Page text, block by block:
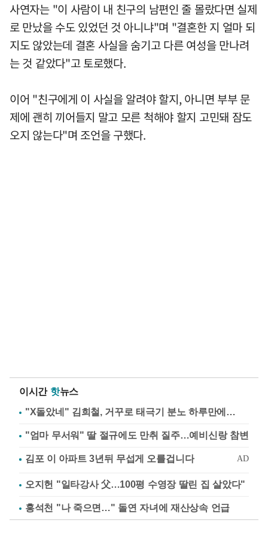
사연자는 "이 사람이 내 친구의 남편인 줄 몰랐다면 실제
로 만났을 수도 있었던 것 아니냐"며 "결혼한 지 얼마 되
지도 않았는데 결혼 사실을 숨기고 다른 여성을 만나려
는 것 같았다"고 토로했다.
이어 "친구에게 이 사실을 알려야 할지, 아니면 부부 문
제에 괜히 끼어들지 말고 모른 척해야 할지 고민돼 잠도
오지 않는다"며 조언을 구했다.
이시간 핫뉴스
"X돌았네" 김희철, 거꾸로 태극기 분노 하루만에…
"엄마 무서워" 딸 절규에도 만취 질주…예비신랑 참변
오지헌 "일타강사 父…100평 수영장 딸린 집 살았다"
홍석천 "나 죽으면…" 돌연 자녀에 재산상속 언급